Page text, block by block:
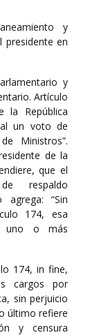
y
presidente en
y
Artículo
la República
un voto de
Ministros”.
de la
que el
respaldo
“Sin
174, esa
uno o más
174, in fine,
cargos por
sin perjuicio
último refiere
y censura